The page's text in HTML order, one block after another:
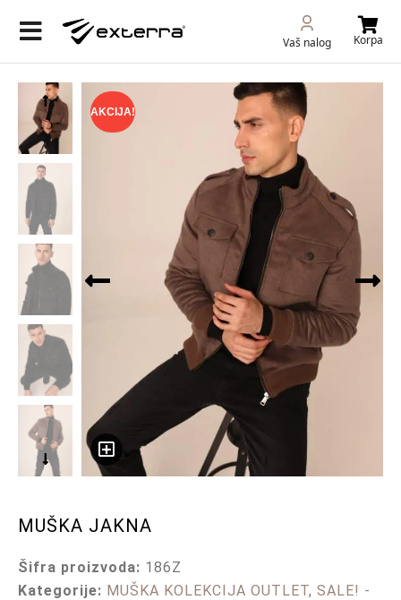
Vaš nalog Korpa
AKCIJA!
MUŠKA JAKNA
Šifra proizvoda: 186Z
Kategorije: MUŠKA KOLEKCIJA OUTLET, SALE! -